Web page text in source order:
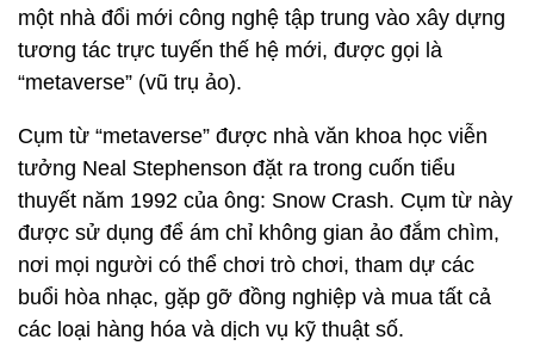
một nhà đổi mới công nghệ tập trung vào xây dựng
tương tác trực tuyến thế hệ mới, được gọi là
“metaverse” (vũ trụ ảo).
Cụm từ “metaverse” được nhà văn khoa học viễn
tưởng Neal Stephenson đặt ra trong cuốn tiểu
thuyết năm 1992 của ông: Snow Crash. Cụm từ này
được sử dụng để ám chỉ không gian ảo đắm chìm,
nơi mọi người có thể chơi trò chơi, tham dự các
buổi hòa nhạc, gặp gỡ đồng nghiệp và mua tất cả
các loại hàng hóa và dịch vụ kỹ thuật số.